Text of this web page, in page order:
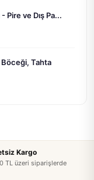
Pire ve Dış Pa...
Tahta
Kargo
TL üzeri siparişlerde